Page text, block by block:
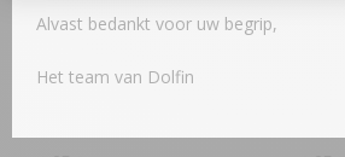
Alvast bedankt voor uw begrip,
Het team van Dolfin